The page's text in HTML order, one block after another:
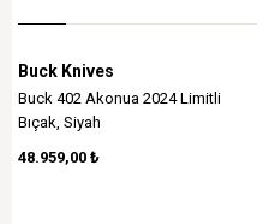
Buck Knives
Buck 402 Akonua 2024 Limitli
Bıçak, Siyah
48.959,00 ₺